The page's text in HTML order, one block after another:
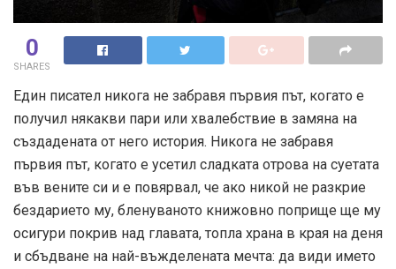
0
SHARES
Един писател никога не забравя първия път, когато е
получил някакви пари или хвалебствие в замяна на
създадената от него история. Никога не забравя
първия път, когато е усетил сладката отрова на суетата
във вените си и е повярвал, че ако никой не разкрие
бездарието му, бленуваното книжовно поприще ще му
осигури покрив над главата, топла храна в края на деня
и сбъдване на най-въжделената мечта: да види името